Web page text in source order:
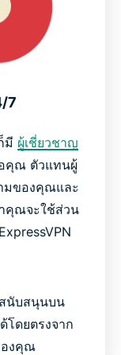
7
มี ผู้เชี่ยวชาญ
คุณ ตัวแทนผู้
มของคุณและ
คุณจะใช้ส่วน
นับสนุนบน
โดยตรงจาก
องคุณ